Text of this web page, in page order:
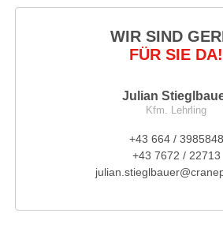
WIR SIND
FÜR SIE DA!
Julian
Kfm. Lehrling
+43 664 / 3985848
+43 7672 / 22713